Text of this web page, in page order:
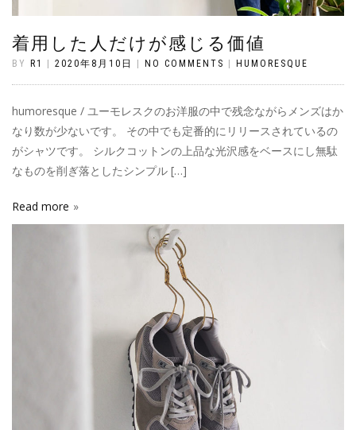
着用した人だけが感じる価値
BY R1 2020年8月10日 NO COMMENTS HUMORESQUE
humoresque / ユーモレスクのお洋服の中で残念ながらメンズはか
なり数が少ないです。 その中でも定番的にリリースされているの
がシャツです。 シルクコットンの上品な光沢感をベースにし無駄
なものを削ぎ落としたシンプル […]
Read more